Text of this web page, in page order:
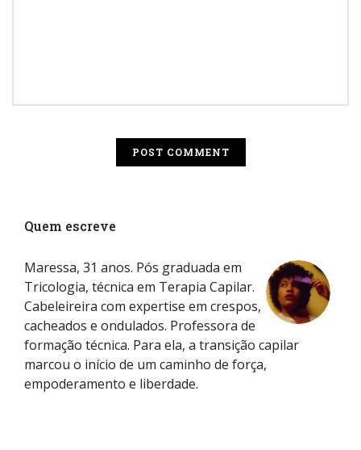
Quem escreve
Maressa, 31 anos. Pós graduada em
Tricologia, técnica em Terapia Capilar.
Cabeleireira com expertise em crespos,
cacheados e ondulados. Professora de
formação técnica. Para ela, a transição capilar
marcou o início de um caminho de força,
empoderamento e liberdade.